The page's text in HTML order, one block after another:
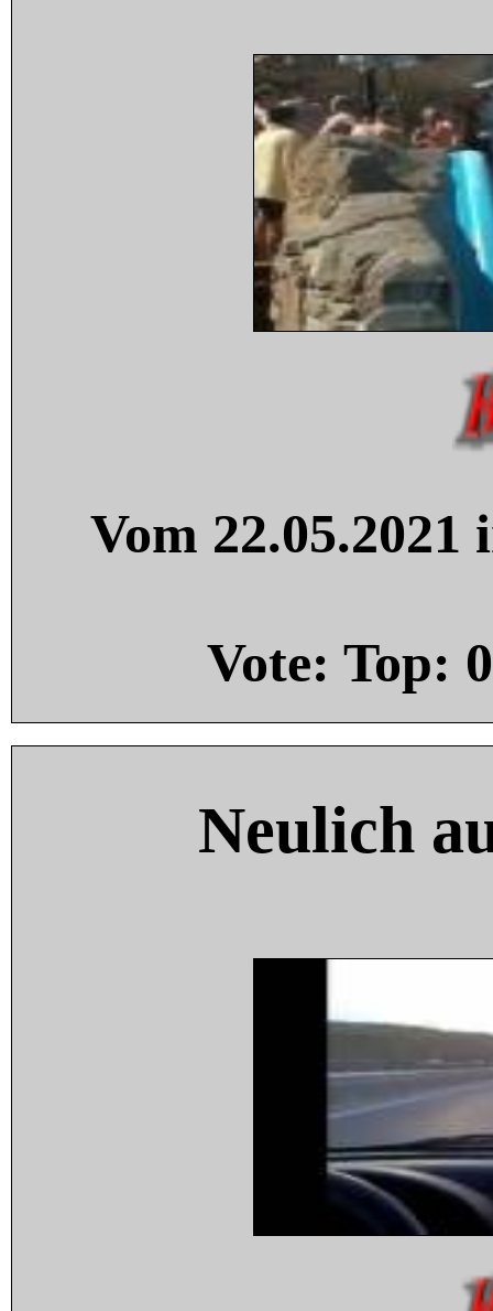
Vom
Vote: Top: 0
Neulich